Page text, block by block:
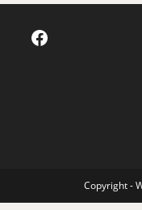
Facebook
Copyright -